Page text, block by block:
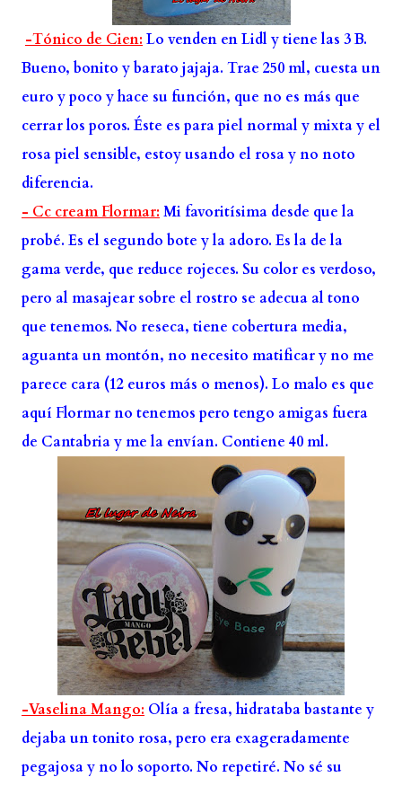
-Tónico de Cien: Lo venden en Lidl y tiene las 3 B.
Bueno, bonito y barato jajaja. Trae 250 ml, cuesta un
euro y poco y hace su función, que no es más que
cerrar los poros. Éste es para piel normal y mixta y el
rosa piel sensible, estoy usando el rosa y no noto
diferencia.
- Cc cream Flormar: Mi favoritísima desde que la
probé. Es el segundo bote y la adoro. Es la de la
gama verde, que reduce rojeces. Su color es verdoso,
pero al masajear sobre el rostro se adecua al tono
que tenemos. No reseca, tiene cobertura media,
aguanta un montón, no necesito matificar y no me
parece cara (12 euros más o menos). Lo malo es que
aquí Flormar no tenemos pero tengo amigas fuera
de Cantabria y me la envían. Contiene 40 ml.
-Vaselina Mango: Olía a fresa, hidrataba bastante y
dejaba un tonito rosa, pero era exageradamente
pegajosa y no lo soporto. No repetiré. No sé su